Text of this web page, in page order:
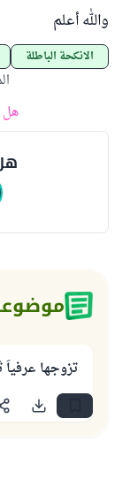
والله أعلم
الأنكحة الباطلة
هل
تزوجها